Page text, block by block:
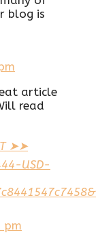
blog is
article
read
➤➤
USD-
pm